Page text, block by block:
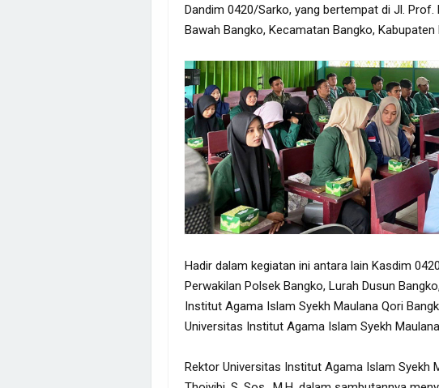
Dandim 0420/Sarko, yang bertempat di Jl.
Bawah Bangko, Kecamatan Bangko,
Hadir dalam kegiatan ini antara lain Kasdim
Perwakilan Polsek Bangko, Lurah Dusun
Institut Agama Islam Syekh Maulana Qori
Universitas Institut Agama Islam Syekh
Rektor Universitas Institut Agama Islam Syekh